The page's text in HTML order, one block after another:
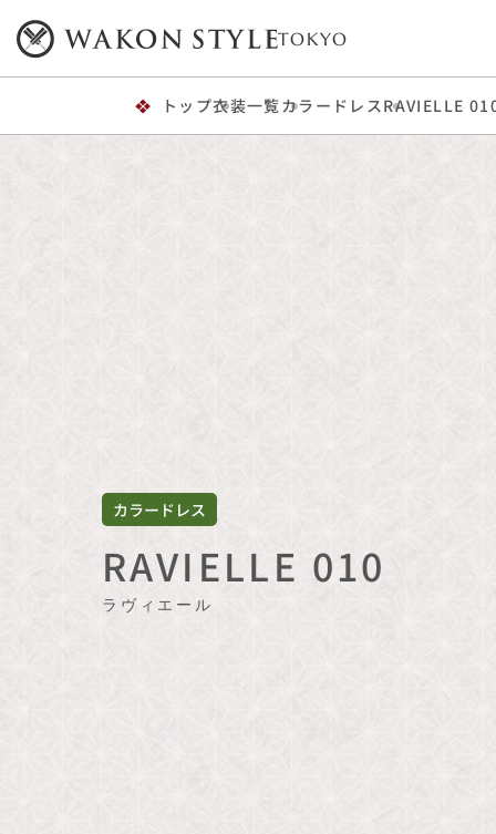
TOKYO
トップ衣装一覧カラードレスRAVIELLE
カラードレス
RAVIELLE 010
ラヴィエール